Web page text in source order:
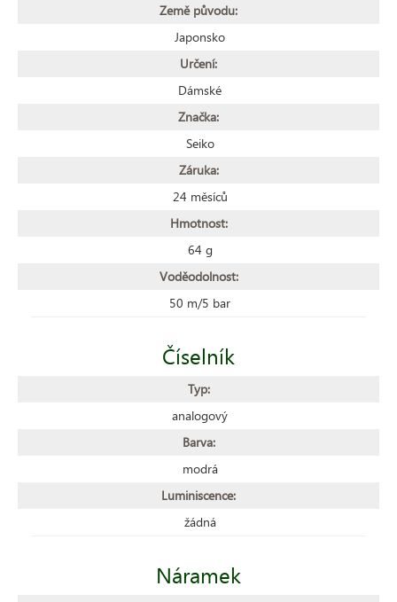
Země původu:
Japonsko
Určení:
Dámské
Značka:
Seiko
Záruka:
24 měsíců
Hmotnost:
64 g
Voděodolnost:
50 m/5 bar
Číselník
Typ:
analogový
Barva:
modrá
Luminiscence:
žádná
Náramek